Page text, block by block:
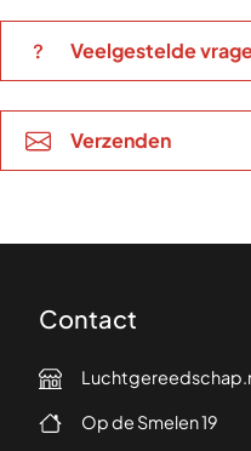
Veelgestelde
Verzenden
Contact
Op de Smelen 19